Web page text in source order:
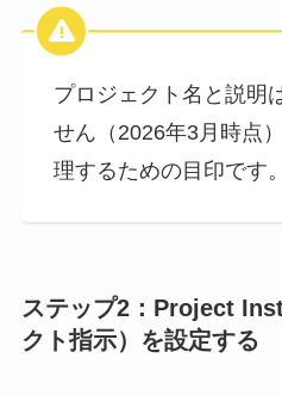
プロジェクト名と説明
せん（2026年3月時点
理するための目印です。
ステップ2：Project
クト指示）を設定する